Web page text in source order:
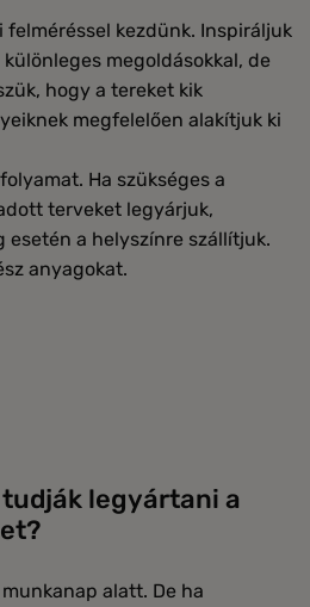
felméréssel kezdünk. Inspiráljuk
megoldásokkal, de
hogy a tereket kik
megfelelően alakítjuk ki
Ha szükséges a
terveket legyárjuk,
esetén a helyszínre szállítjuk.
anyagokat.
legyártani a
alatt. De ha